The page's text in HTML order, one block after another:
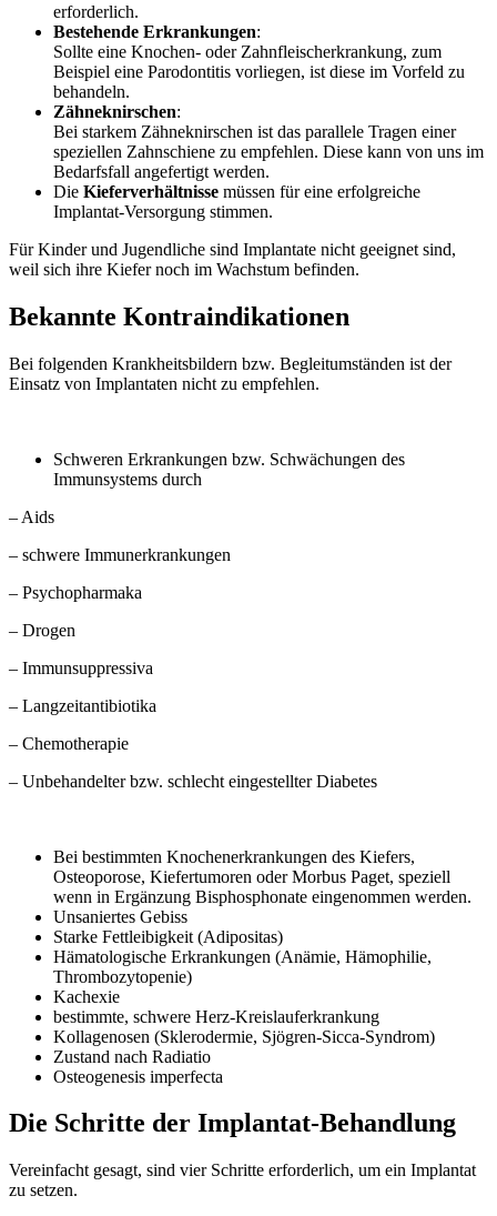
erforderlich.
Bestehende Erkrankungen:
Sollte eine Knochen- oder Zahnfleischerkrankung, zum
Beispiel eine Parodontitis vorliegen, ist diese im Vorfeld zu
behandeln.
Zähneknirschen:
Bei starkem Zähneknirschen ist das parallele Tragen einer
speziellen Zahnschiene zu empfehlen. Diese kann von uns im
Bedarfsfall angefertigt werden.
Die Kieferverhältnisse müssen für eine erfolgreiche
Implantat-Versorgung stimmen.
Für Kinder und Jugendliche sind Implantate nicht geeignet sind,
weil sich ihre Kiefer noch im Wachstum befinden.
Bekannte Kontraindikationen
Bei folgenden Krankheitsbildern bzw. Begleitumständen ist der
Einsatz von Implantaten nicht zu empfehlen.
Schweren Erkrankungen bzw. Schwächungen des
Immunsystems durch
– Aids
– schwere Immunerkrankungen
– Psychopharmaka
– Drogen
– Immunsuppressiva
– Langzeitantibiotika
– Chemotherapie
– Unbehandelter bzw. schlecht eingestellter Diabetes
Bei bestimmten Knochenerkrankungen des Kiefers,
Osteoporose, Kiefertumoren oder Morbus Paget, speziell
wenn in Ergänzung Bisphosphonate eingenommen werden.
Unsaniertes Gebiss
Starke Fettleibigkeit (Adipositas)
Hämatologische Erkrankungen (Anämie, Hämophilie,
Thrombozytopenie)
Kachexie
bestimmte, schwere Herz-Kreislauferkrankung
Kollagenosen (Sklerodermie, Sjögren-Sicca-Syndrom)
Zustand nach Radiatio
Osteogenesis imperfecta
Die Schritte der Implantat-Behandlung
Vereinfacht gesagt, sind vier Schritte erforderlich, um ein Implantat
zu setzen.